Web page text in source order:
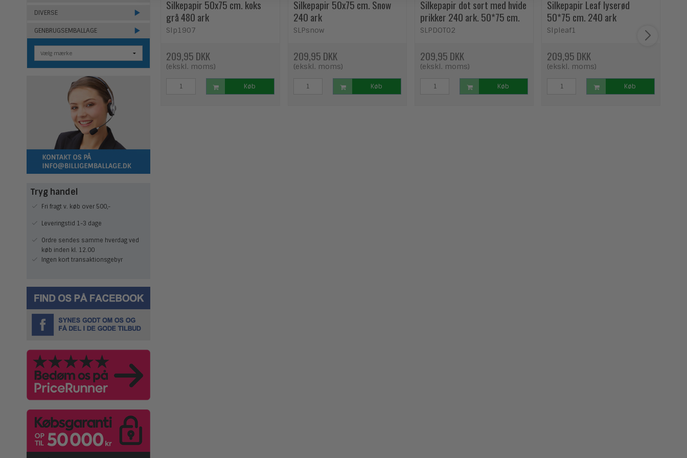
DIVERSE
GENBRUGSEMBALLAGE
Tryg handel
Fri fragt v. køb over 500,-
Leveringstid 1-3 dage
Ordre sendes samme hverdag ved
køb inden kl. 12.00
Ingen kort transaktionsgebyr
Silkepapir 50x75 cm. koks
grå 480 ark
Slp1907
209,95 DKK
(ekskl. moms)
Køb
Silkepapir 50x75 cm. Snow
240 ark
SLPsnow
209,95 DKK
(ekskl. moms)
Køb
Silkepapir dot sort med hvide
prikker 240 ark. 50*75 cm.
SLPDOT02
209,95 DKK
(ekskl. moms)
Køb
Silkepapir Leaf lyserød
50*75 cm. 240 ark
Slpleaf1
209,95 DKK
(ekskl. moms)
Køb